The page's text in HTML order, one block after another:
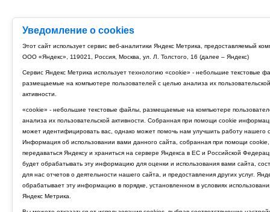
Уведомление о cookies
Этот сайт использует сервис веб-аналитики Яндекс Метрика, предоставляемый
ООО «Яндекс», 119021, Россия, Москва, ул. Л. Толстого, 16 (далее – Яндекс)
Сервис Яндекс Метрика использует технологию «cookie» - небольшие текстовые
размещаемые на компьютере пользователей с целью анализа их пользовательской
активности.
«cookie» - небольшие текстовые файлы, размещаемые на компьютере
анализа их пользовательской активности. Собранная при помощи cookie
может идентифицировать вас, однако может помочь нам улучшить работу нашего
Информация об использовании вами данного сайта, собранная при помощи cookie,
передаваться Яндексу и храниться на сервере Яндекса в ЕС и Российской
будет обрабатывать эту информацию для оценки и использования вами сайта,
для нас отчетов о деятельности нашего сайта, и предоставления других услуг.
обрабатывает эту информацию в порядке, установленном в условиях
Яндекс Метрика.